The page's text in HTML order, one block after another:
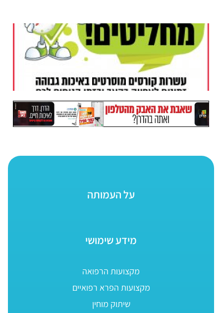
על העמותה
מידע שימושי
מקצועות הרפואה
מקצועות הפרא רפואיים
שיתוק מוחין